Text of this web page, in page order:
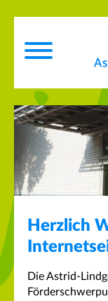
Herzlich
Die Astrid-